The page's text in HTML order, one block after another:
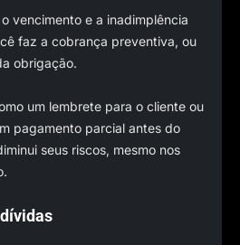
vencimento e a inadimplência
faz a cobrança preventiva, ou
obrigação.
um lembrete para o cliente ou
pagamento parcial antes do
seus riscos, mesmo nos